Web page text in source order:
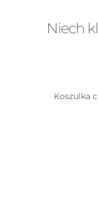
Niech